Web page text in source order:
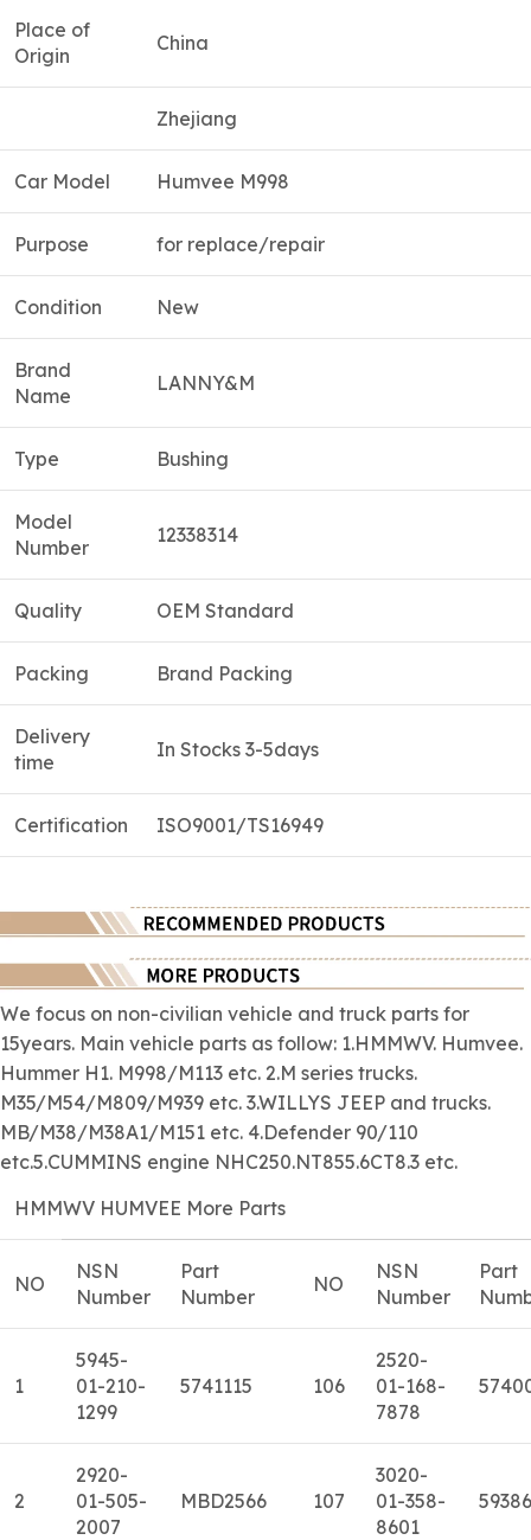
Place of
Origin
China
Zhejiang
Car Model Humvee M998
Purpose for replace/repair
Condition New
Brand
Name
LANNY&M
Type Bushing
Model
Number
12338314
Quality OEM Standard
Packing Brand Packing
Delivery
time
In Stocks 3-5days
Certification ISO9001/TS16949
We focus on non-civilian vehicle and truck parts for
15years. Main vehicle parts as follow: 1.HMMWV. Humvee.
Hummer H1. M998/M113 etc. 2.M series trucks.
M35/M54/M809/M939 etc. 3.WILLYS JEEP and trucks.
MB/M38/M38A1/M151 etc. 4.Defender 90/110
etc.5.CUMMINS engine NHC250.NT855.6CT8.3 etc.
HMMWV HUMVEE More Parts
NO
NSN
Number
Part
Number
NO
NSN
Number
Part
1
5945-
01-210-
1299
5741115 106
2520-
01-168-
7878
2
2920-
01-505-
2007
MBD2566 107
3020-
01-358-
8601